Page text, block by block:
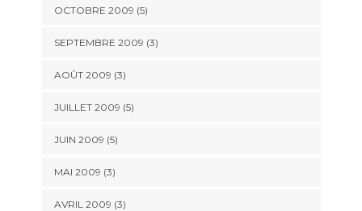
OCTOBRE 2009 (5)
SEPTEMBRE 2009 (3)
AOÛT 2009 (3)
JUILLET 2009 (5)
JUIN 2009 (5)
MAI 2009 (3)
AVRIL 2009 (3)